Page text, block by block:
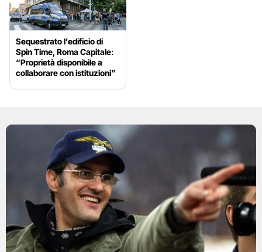
Sequestrato l’edificio di
Spin Time, Roma Capitale:
“Proprietà disponibile a
collaborare con istituzioni”